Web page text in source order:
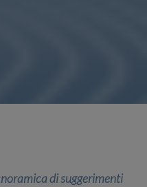
di suggerimenti